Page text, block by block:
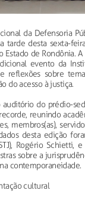
da Defensoria
tarde desta sexta-
Estado de Rondônia.
evento da
reflexões sobre
do acesso à justiça.
do prédio-
reunindo
membros(as),
desta edição
Rogério Schietti,
sobre a
contemporaneidade.
cultural